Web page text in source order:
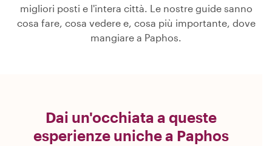
migliori posti e l'intera città. Le nostre guide sanno
cosa fare, cosa vedere e, cosa più importante, dove
mangiare a Paphos.
Dai un'occhiata a queste
esperienze uniche a Paphos